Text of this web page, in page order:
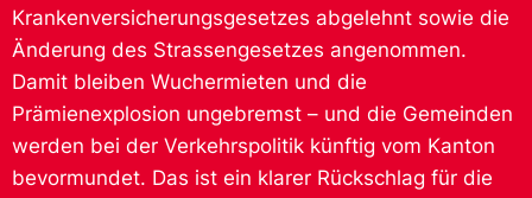
Krankenversicherungsgesetzes abgelehnt sowie die
Änderung des Strassengesetzes angenommen.
Damit bleiben Wuchermieten und die
Prämienexplosion ungebremst – und die Gemeinden
werden bei der Verkehrspolitik künftig vom Kanton
bevormundet. Das ist ein klarer Rückschlag für die